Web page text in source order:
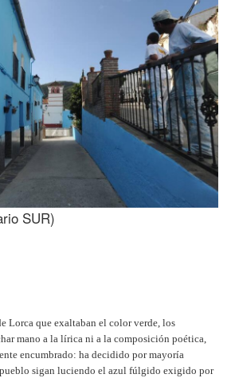
SUR)
Lorca que exaltaban el color verde, los
mano a la lírica ni a la composición poética,
encumbrado: ha decidido por mayoría
pueblo sigan luciendo el azul fúlgido exigido por